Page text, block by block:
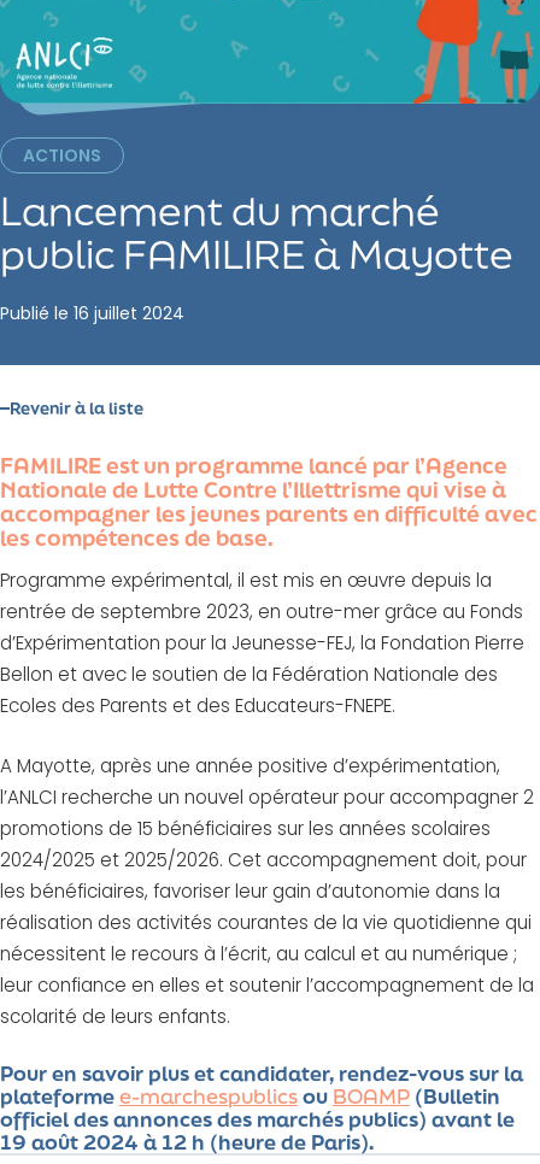
ACTIONS
Lancement du marché
public FAMILIRE à Mayotte
Publié le 16 juillet 2024
Revenir à la liste
FAMILIRE est un programme lancé par l’Agence
Nationale de Lutte Contre l’Illettrisme qui vise à
accompagner les jeunes parents en difficulté avec
les compétences de base.
Programme expérimental, il est mis en œuvre depuis la
rentrée de septembre 2023, en outre-mer grâce au Fonds
d’Expérimentation pour la Jeunesse-FEJ, la Fondation Pierre
Bellon et avec le soutien de la Fédération Nationale des
Ecoles des Parents et des Educateurs-FNEPE.
A Mayotte, après une année positive d’expérimentation,
l’ANLCI recherche un nouvel opérateur pour accompagner 2
promotions de 15 bénéficiaires sur les années scolaires
2024/2025 et 2025/2026. Cet accompagnement doit, pour
les bénéficiaires, favoriser leur gain d’autonomie dans la
réalisation des activités courantes de la vie quotidienne qui
nécessitent le recours à l’écrit, au calcul et au numérique ;
leur confiance en elles et soutenir l’accompagnement de la
scolarité de leurs enfants.
Pour en savoir plus et candidater, rendez-vous sur la
plateformee-marchespublicsou BOAMP (Bulletin
officiel des annonces des marchés publics) avant le
19 août 2024 à 12 h (heure de Paris).